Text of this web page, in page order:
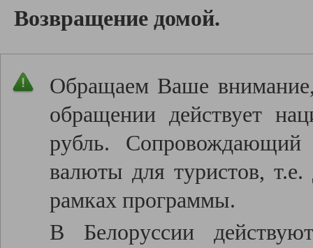
Возвращение домой.
Обращаем Ваше
обращении действует
рубль. Сопровождающий
валюты для туристов,
рамках программы.
В Белоруссии